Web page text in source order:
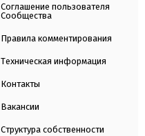
Соглашение пользователя
Сообщества
Правила комментирования
Техническая информация
Контакты
Вакансии
Структура собственности